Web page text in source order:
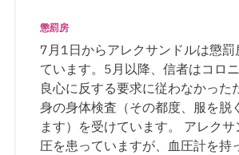
懲罰房
7月1日からアレクサンドルは懲
ています。5月以降、信者はコロ
良心に反する要求に従わなかった
身の身体検査（その都度、服を脱
ます）を受けています。 アレクサ
圧を患っていますが、血圧計を持